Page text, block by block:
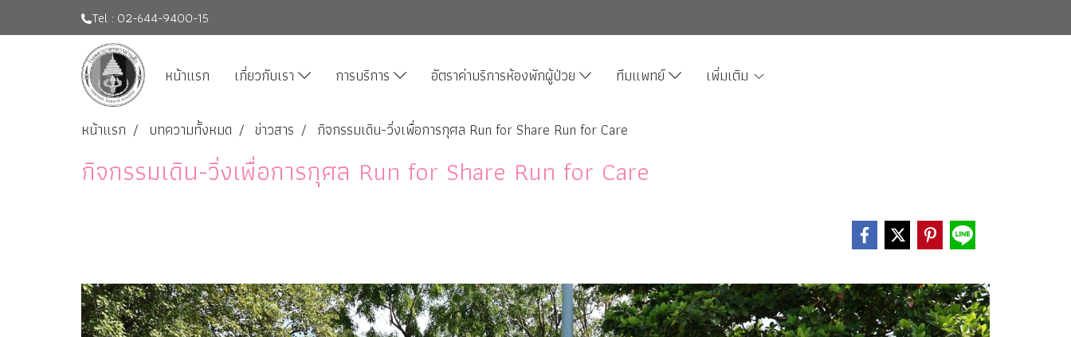
Tel : 02-644-9400-15
หน้าแรก เกี่ยวกับเรา การบริการ อัตราค่าบริการห้องพักผู้ป่วย ทีมแพทย์ เพิ่มเติม
หน้าแรก บทความทั้งหมด ข่าวสาร กิจกรรมเดิน-วิ่งเพื่อการกุศล Run for Share Run for Care
กิจกรรมเดิน-วิ่งเพื่อการกุศล Run for Share Run for Care